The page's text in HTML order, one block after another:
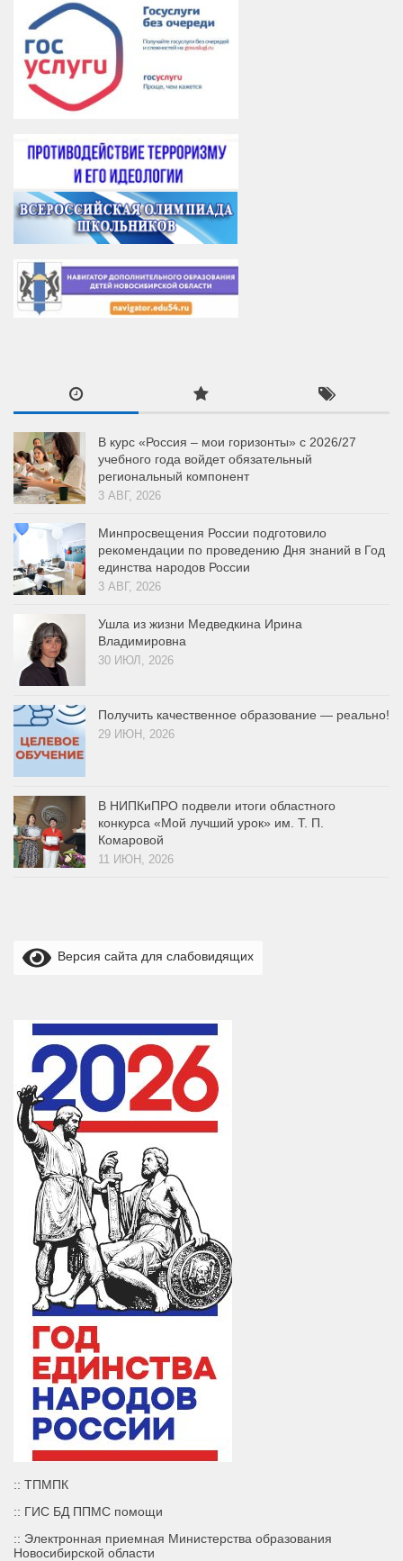
В курс «Россия – мои горизонты» с 2026/27
учебного года войдет обязательный
региональный компонент
3 АВГ, 2026
Минпросвещения России подготовило
рекомендации по проведению Дня знаний в Год
единства народов России
3 АВГ, 2026
Ушла из жизни Медведкина Ирина
Владимировна
30 ИЮЛ, 2026
Получить качественное образование — реально!
29 ИЮН, 2026
В НИПКиПРО подвели итоги областного
конкурса «Мой лучший урок» им. Т. П.
Комаровой
11 ИЮН, 2026
Версия сайта для слабовидящих
:: ТПМПК
:: ГИС БД ППМС помощи
:: Электронная приемная Министерства образования
Новосибирской области